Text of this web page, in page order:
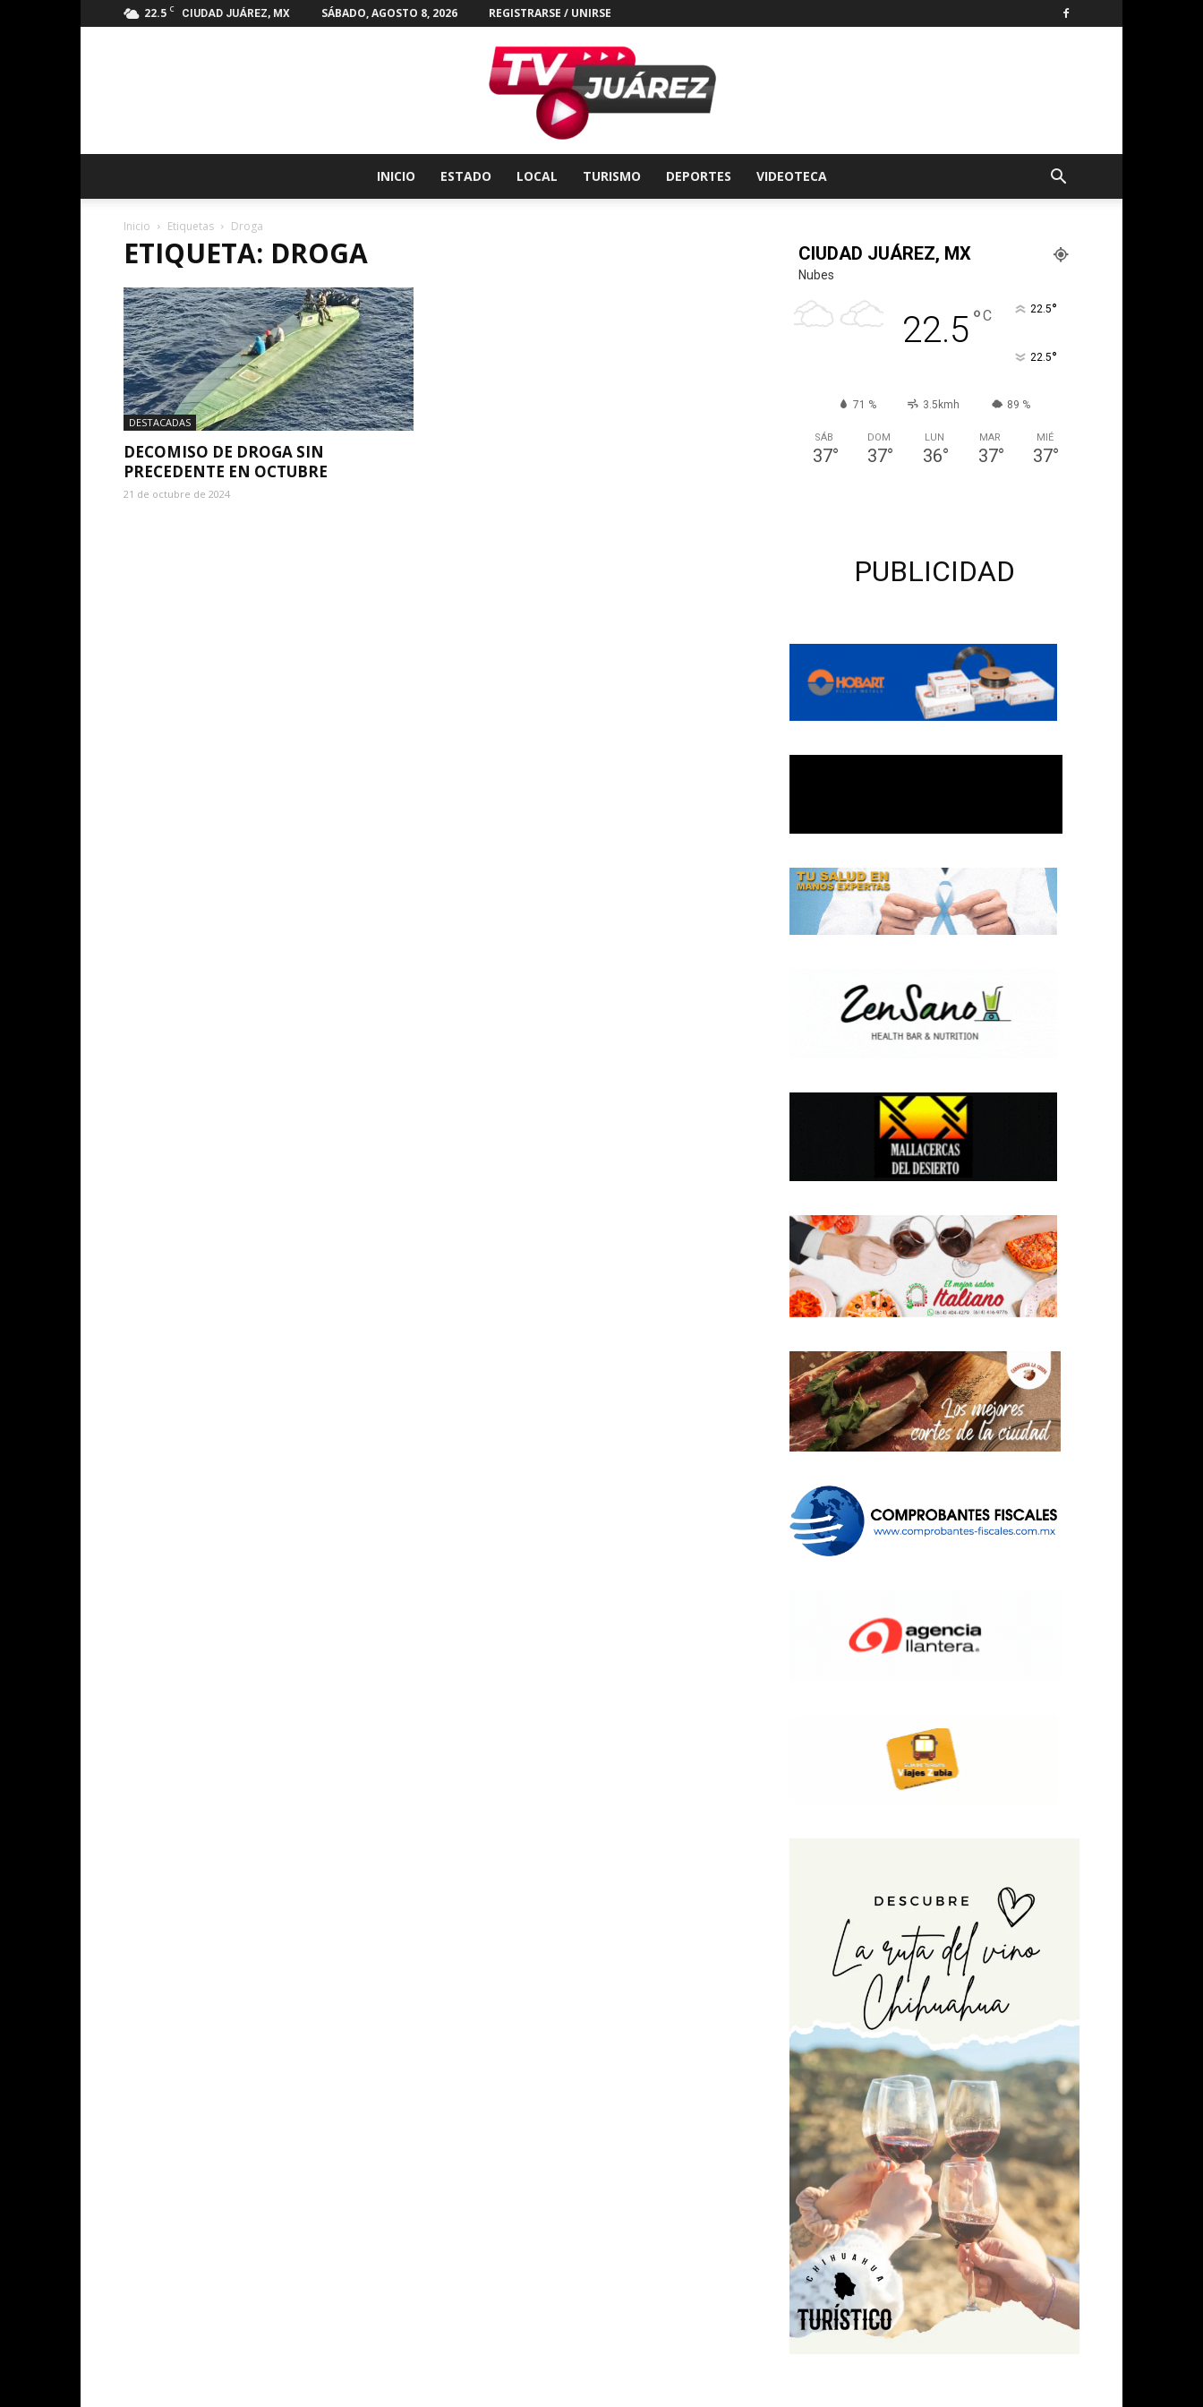
22.5 C CIUDAD JUÁREZ, MX SÁBADO, AGOSTO 8, 2026 REGISTRARSE / UNIRSE
INICIO ESTADO LOCAL TURISMO DEPORTES VIDEOTECA
Inicio Etiquetas Droga
ETIQUETA: DROGA
DESTACADAS
DECOMISO DE DROGA SIN
PRECEDENTE EN OCTUBRE
21 de octubre de 2024
CIUDAD JUÁREZ, MX
Nubes
22.5°C 22.5°
22.5°
71 % 3.5kmh 89 %
SÁB
37°
DOM
37°
LUN
36°
MAR
37°
MIÉ
37°
PUBLICIDAD